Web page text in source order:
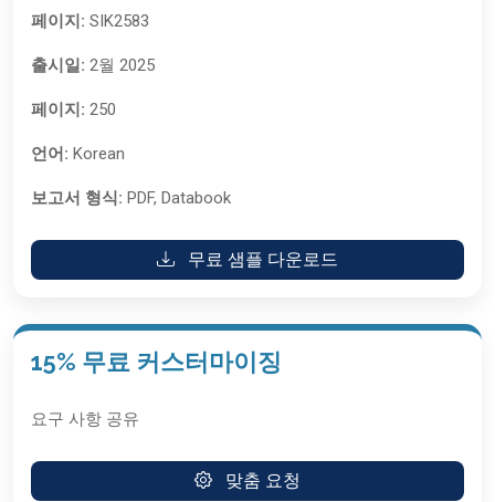
페이지: SIK2583
출시일: 2월 2025
페이지: 250
언어: Korean
보고서 형식: PDF, Databook
무료 샘플 다운로드
15% 무료 커스터마이징
요구 사항 공유
맞춤 요청